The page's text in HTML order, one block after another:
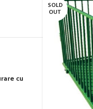
cu
SOLD
OUT